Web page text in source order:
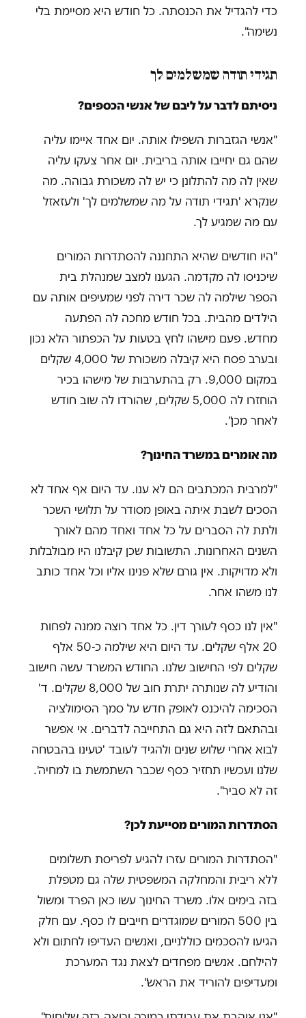
כדי להגדיל את הכנסתה. כל חודש היא מסיימת בלי
נשימה".
תגידי תודה שמשלמים לך
ניסיתם לדבר על ליבם של אנשי הכספים?
"אנשי הגזברות השפילו אותה. יום אחד איימו עליה
שהם גם יחייבו אותה בריבית. יום אחר צעקו עליה
שאין לה מה להתלונן כי יש לה משכורת גבוהה. מה
שנקרא 'תגידי תודה על מה שמשלמים לך' ולעזאזל
עם מה שמגיע לך.
"היו חודשים שהיא התחננה להסתדרות המורים
שיכניסו לה מקדמה. הגענו למצב שמנהלת בית
הספר שילמה לה שכר דירה לפני שמעיפים אותה עם
הילדים מהבית. בכל חודש מחכה לה הפתעה
מחדש. פעם מישהו לחץ בטעות על הכפתור הלא נכון
ובערב פסח היא קיבלה משכורת של 4,000 שקלים
במקום 9,000. רק בהתערבות של מישהו בכיר
הוחזרו לה 5,000 שקלים, שהורדו לה שוב חודש
לאחר מכן".
מה אומרים במשרד החינוך?
"למרבית המכתבים הם לא ענו. עד היום אף אחד לא
הסכים לשבת איתה באופן מסודר על תלושי השכר
ולתת לה הסברים על כל אחד ואחד מהם לאורך
השנים האחרונות. התשובות שכן קיבלנו היו מבולבלות
ולא מדויקות. אין גורם שלא פנינו אליו וכל אחד כותב
לנו משהו אחר.
"אין לנו כסף לעורך דין. כל אחד רוצה ממנה לפחות
20 אלף שקלים. עד היום היא שילמה כ-50 אלף
שקלים לפי החישוב שלנו. החודש המשרד עשה חישוב
והודיע לה שנותרה יתרת חוב של 8,000 שקלים. ד'
הסכימה להיכנס לאופק חדש על סמך הסימולציה
ובהתאם לזה היא גם התחייבה לדברים. אי אפשר
לבוא אחרי שלוש שנים ולהגיד לעובד 'טעינו בהבטחה
שלנו ועכשיו תחזיר כסף שכבר השתמשת בו למחיה'.
זה לא סביר".
הסתדרות המורים מסייעת לכן?
"הסתדרות המורים עזרו להגיע לפריסת תשלומים
ללא ריבית והמחלקה המשפטית שלה גם מטפלת
בזה בימים אלו. משרד החינוך עשו כאן הפרד ומשול
בין 500 המורים שמוגדרים חייבים לו כסף. עם חלק
הגיעו להסכמים כוללניים, ואנשים העדיפו לחתום ולא
להילחם. אנשים מפחדים לצאת נגד המערכת
ומעדיפים להוריד את הראש".